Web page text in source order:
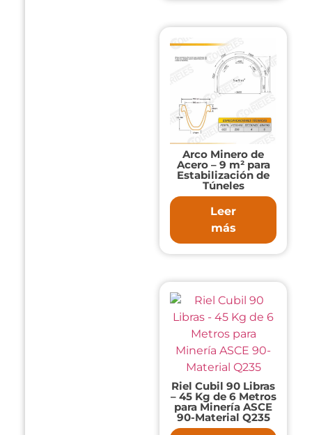
Arco Minero de
Acero – 9 m² para
Estabilización de
Túneles
Leer
más
Riel Cubil 90 Libras
– 45 Kg de 6 Metros
para Minería ASCE
90-Material Q235